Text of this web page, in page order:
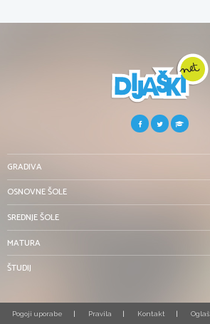
GRADIVA
OSNOVNE ŠOLE
SREDNJE ŠOLE
MATURA
ŠTUDIJ
Pogoji uporabe Pravila Kontakt